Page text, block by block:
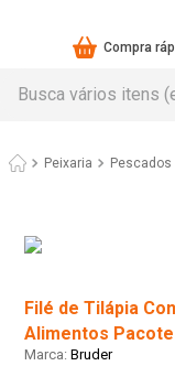
Compra
Peixaria Pescados
Filé de Tilápia
Alimentos
Bruder